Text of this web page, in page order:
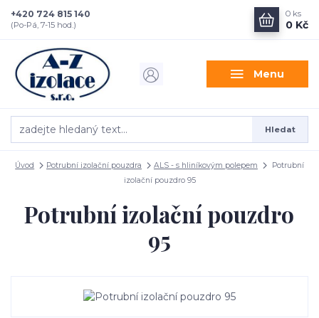
Menu
Hledat
+420 724 815 140
(Po-Pá, 7-15 hod.)
0 ks
0 Kč
Úvod Potrubní izolační pouzdra ALS - s hliníkovým polepem
Potrubní
izolační pouzdro 95
Potrubní izolační pouzdro
95